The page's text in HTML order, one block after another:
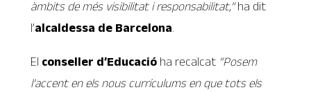
àmbits de més visibilitat i responsabilitat,”ha dit
l’alcaldessa de Barcelona.
El conseller d’Educació ha recalcat “Posem
l’accent en els nous currículums en que tots els